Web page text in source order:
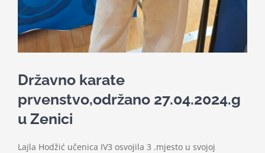
Državno karate
prvenstvo,održano 27.04.2024.g
u Zenici
Lajla Hodžić učenica IV3 osvojila 3 .mjesto u svojoj